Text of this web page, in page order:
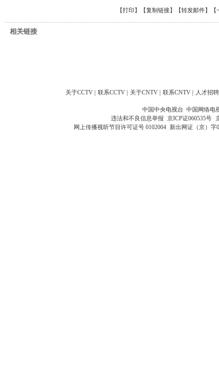
【打印 】【复制链接】【转发邮件】
相关链接
关于CCTV 联系CCTV 关于CNTV 联系CNTV 人才招聘
中国中央电视台 中国网络电
违法和不良信息举报 京ICP证060535号
网上传播视听节目许可证号 0102004 新出网证（京）